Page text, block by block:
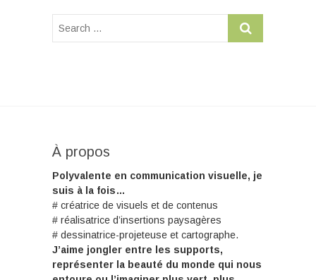
À propos
Polyvalente en communication visuelle, je
suis à la fois…
# créatrice de visuels et de contenus
# réalisatrice d’insertions paysagères
# dessinatrice-projeteuse et cartographe.
J’aime jongler entre les supports,
représenter la beauté du monde qui nous